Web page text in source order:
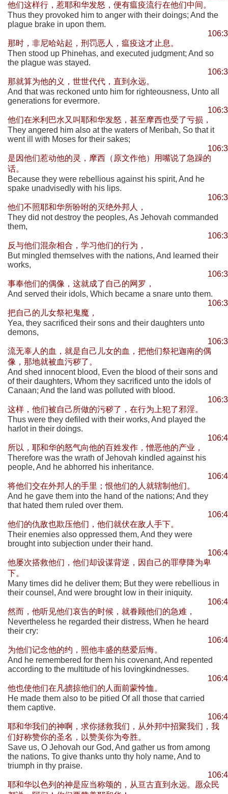
他们这样行，惹耶和华发怒，便有瘟疫流行在他们中间。
Thus they provoked him to anger with their doings; And the
plague brake in upon them.
那时，非尼哈站起，刑罚恶人，瘟疫这才止息。
Then stood up Phinehas, and executed judgment; And so
the plague was stayed.
那就算为他的义，世世代代，直到永远。
And that was reckoned unto him for righteousness, Unto all
generations for evermore.
他们在米利巴水又叫耶和华发怒，甚至摩西也受了亏损，
They angered him also at the waters of Meribah, So that it
went ill with Moses for their sakes;
是因他们惹动他的灵，摩西（原文作他）用嘴说了急躁的
话。
Because they were rebellious against his spirit, And he
spake unadvisedly with his lips.
他们不照耶和华所吩咐的灭绝外邦人，
They did not destroy the peoples, As Jehovah commanded
them,
反与他们混杂相合，学习他们的行为，
But mingled themselves with the nations, And learned their
works,
事奉他们的偶像，这就成了自己的网罗，
And served their idols, Which became a snare unto them.
把自己的儿女祭祀鬼魔，
Yea, they sacrificed their sons and their daughters unto
demons,
流无辜人的血，就是自己儿女的血，把他们祭祀迦南的偶
像，那地就被血污秽了。
And shed innocent blood, Even the blood of their sons and
of their daughters, Whom they sacrificed unto the idols of
Canaan; And the land was polluted with blood.
这样，他们被自己所做的污秽了，在行为上犯了邪淫。
Thus were they defiled with their works, And played the
harlot in their doings.
所以，耶和华的怒气向他的百姓发作，憎恶他的产业，
Therefore was the wrath of Jehovah kindled against his
people, And he abhorred his inheritance.
将他们交在外邦人的手里；恨他们的人就辖制他们。
And he gave them into the hand of the nations; And they
that hated them ruled over them.
他们的仇敌也欺压他们，他们就伏在敌人手下。
Their enemies also oppressed them, And they were
brought into subjection under their hand.
他屡次搭救他们，他们却设谋背逆，因自己的罪孽降为卑
下。
Many times did he deliver them; But they were rebellious in
their counsel, And were brought low in their iniquity.
然而，他听见他们哀告的时候，就眷顾他们的急难，
Nevertheless he regarded their distress, When he heard
their cry:
为他们记念他的约，照他丰盛的慈爱后悔。
And he remembered for them his covenant, And repented
according to the multitude of his lovingkindnesses.
他也使他们在凡掳掠他们的人面前蒙怜恤。
He made them also to be pitied Of all those that carried
them captive.
耶和华我们的神啊，求你拯救我们，从外邦中招聚我们，我
们好称赞你的圣名，以赞美你为夸胜。
Save us, O Jehovah our God, And gather us from among
the nations, To give thanks unto thy holy name, And to
triumph in thy praise.
耶和华以色列的神是应当称颂的，从亘古直到永远。愿众民